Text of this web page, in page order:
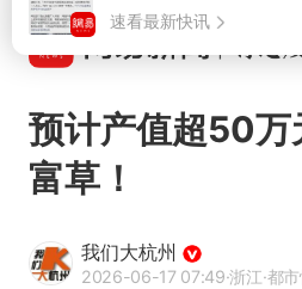
预计产值超50万
富草！
我们大杭州
2026-06-17 07:49·浙江·都市